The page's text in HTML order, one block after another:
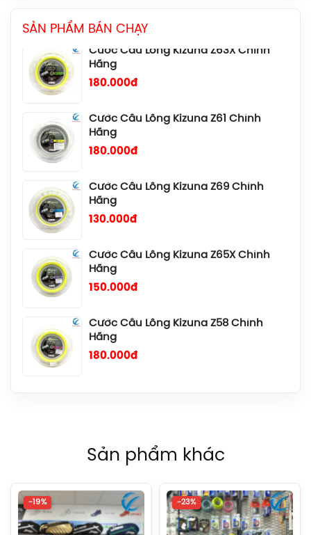
SẢN PHẨM BÁN CHẠY
180.000đ
Cước Cầu Lông Kizuna Z61 Chính
Hãng
180.000đ
Cước Cầu Lông Kizuna Z69 Chính
Hãng
130.000đ
Cước Cầu Lông Kizuna Z65X Chính
Hãng
150.000đ
Cước Cầu Lông Kizuna Z58 Chính
Hãng
180.000đ
Cước Cầu Lông Kizuna Z69 Titanium
Chính Hãng
140.000đ
Balo Cầu Lông Yonex BA52512
1.690.000đ
Sản phẩm khác
-19% -23%